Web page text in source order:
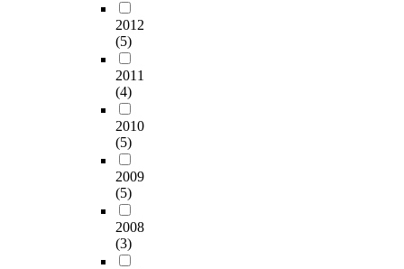
2012
(5)
2011
(4)
2010
(5)
2009
(5)
2008
(3)